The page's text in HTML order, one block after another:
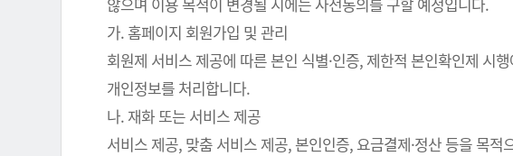
가. 홈페이지 회원가입 및 관리
회원제 서비스 제공에 따른 본인 식별·인증, 제한적 본인확인제 시
개인정보를 처리합니다.
나. 재화 또는 서비스 제공
서비스 제공, 맞춤 서비스 제공, 본인인증, 요금결제·정산 등을 목적